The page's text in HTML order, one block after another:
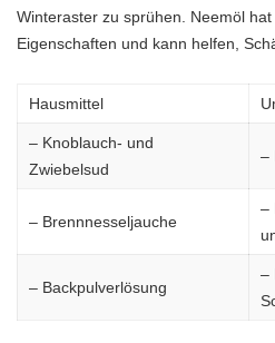
Winteraster zu sprühen. Neemöl
Eigenschaften und kann helfen,
Hausmittel
– Knoblauch- und
Zwiebelsud
–
– Brennnesseljauche
–
– Backpulverlösung
–